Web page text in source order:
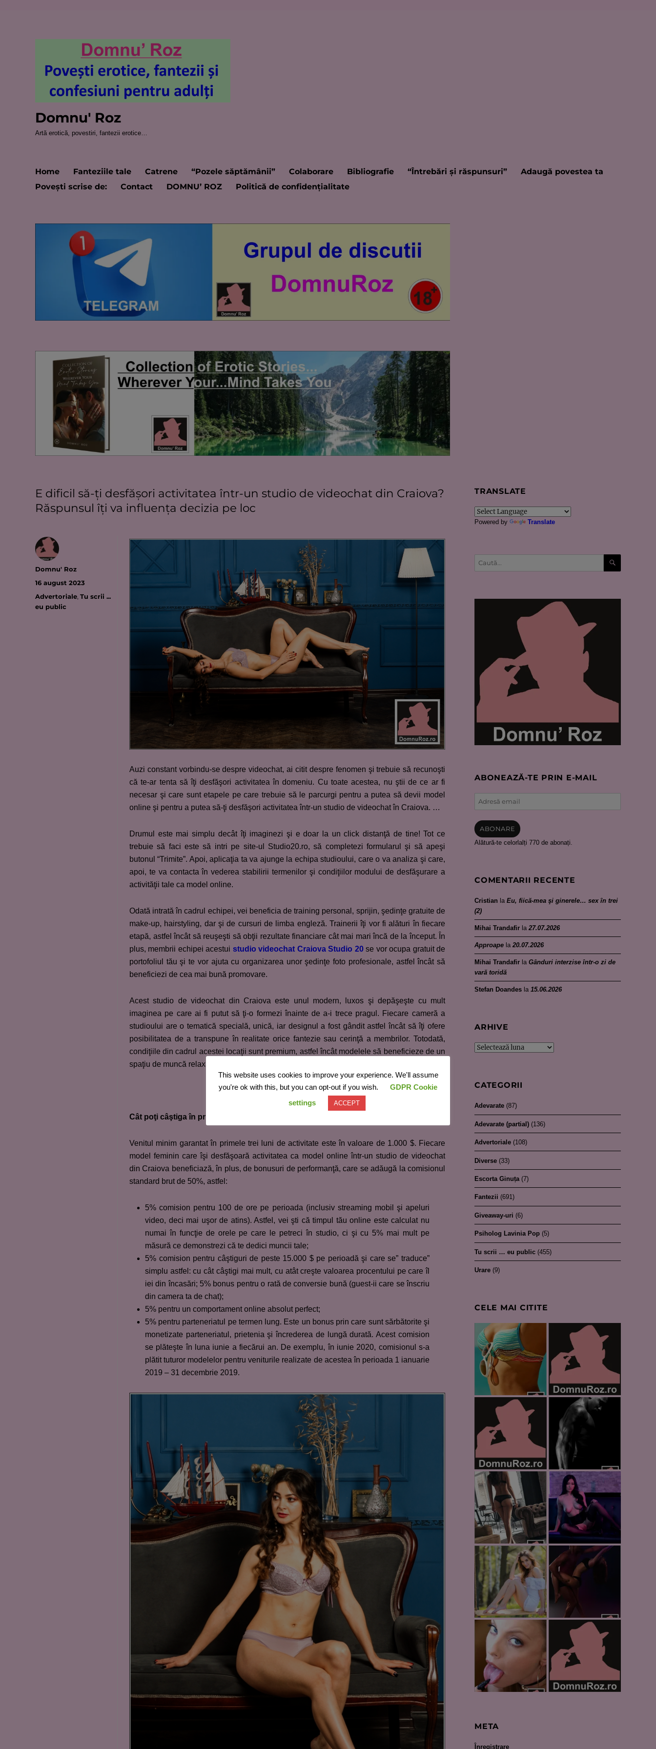
Domnu' Roz
Artă erotică, povestiri, fantezii erotice…
Home Fanteziile tale Catrene “Pozele săptămânii” Colaborare Bibliografie “Întrebări şi răspunsuri”
Adaugă povestea ta
Poveşti scrise de:
Contact DOMNU’ ROZ Politică de confidențialitate
E dificil să-ţi desfăşori activitatea într-un studio de videochat din Craiova?
Răspunsul îţi va influenţa decizia pe loc
Auzi constant vorbindu-se despre videochat, ai citit despre fenomen şi trebuie să recunoşti
că te-ar tenta să îţi desfăşori activitatea în domeniu. Cu toate acestea, nu ştii de ce ar fi
necesar şi care sunt etapele pe care trebuie să le parcurgi pentru a putea să devii model
online şi pentru a putea să-ţi desfăşori activitatea într-un studio de videochat în Craiova. …
Drumul este mai simplu decât îţi imaginezi şi e doar la un click distanţă de tine! Tot ce
trebuie să faci este să intri pe site-ul Studio20.ro, să completezi formularul şi să apeşi
butonul “Trimite”. Apoi, aplicaţia ta va ajunge la echipa studioului, care o va analiza şi care,
apoi, te va contacta în vederea stabilirii termenilor şi condiţiilor modului de desfăşurare a
activităţii tale ca model online.
Odată intrată în cadrul echipei, vei beneficia de training personal, sprijin, şedinţe gratuite de
make-up, hairstyling, dar şi de cursuri de limba engleză. Trainerii îţi vor fi alături în fiecare
etapă, astfel încât să reuşeşti să obţii rezultate financiare cât mai mari încă de la început. În
plus, membrii echipei acestui studio videochat Craiova Studio 20se vor ocupa gratuit de
portofoliul tău şi te vor ajuta cu organizarea unor şedinţe foto profesionale, astfel încât să
beneficiezi de cea mai bună promovare.
Acest studio de videochat din Craiova este unul modern, luxos şi depăşeşte cu mult
imaginea pe care ai fi putut să ţi-o formezi înainte de a-i trece pragul. Fiecare cameră a
studioului are o tematică specială, unică, iar designul a fost gândit astfel încât să îţi ofere
posibilitatea de a transpune în realitate orice fantezie sau cerinţă a membrilor. Totodată,
condiţiile din cadrul acestei locaţii sunt premium, astfel încât modelele să beneficieze de un
spaţiu de muncă relaxant şi confortabil.
Cât poţi câştiga în primele luni ca model online?
Venitul minim garantat în primele trei luni de activitate este în valoare de 1.000 $. Fiecare
model feminin care îşi desfăşoară activitatea ca model online într-un studio de videochat
din Craiova beneficiază, în plus, de bonusuri de performanţă, care se adăugă la comisionul
standard brut de 50%, astfel:
5% comision pentru 100 de ore pe perioada (inclusiv streaming mobil şi apeluri
video, deci mai uşor de atins). Astfel, vei şti că timpul tău online este calculat nu
numai în funcţie de orele pe care le petreci în studio, ci şi cu 5% mai mult pe
măsură ce demonstrezi că te dedici muncii tale;
5% comision pentru câştiguri de peste 15.000 $ pe perioadă şi care se” traduce”
simplu astfel: cu cât câştigi mai mult, cu atât creşte valoarea procentului pe care îl
iei din încasări; 5% bonus pentru o rată de conversie bună (guest-ii care se înscriu
din camera ta de chat);
5% pentru un comportament online absolut perfect;
5% pentru parteneriatul pe termen lung. Este un bonus prin care sunt sărbătorite şi
monetizate parteneriatul, prietenia şi încrederea de lungă durată. Acest comision
se plăteşte în luna iunie a fiecărui an. De exemplu, în iunie 2020, comisionul s-a
plătit tuturor modelelor pentru veniturile realizate de acestea în perioada 1 ianuarie
2019 – 31 decembrie 2019.
Autor
Domnu' Roz
Publicat
16 august 2023
Categorii
Advertoriale, Tu scrii ...
eu public
TRANSLATE
Powered by Translate
Caută
după:
CĂUTARE
ABONEAZĂ-TE PRIN E-MAIL
Adresă
email
ABONARE
Alătură-te celorlalți 770 de abonați.
COMENTARII RECENTE
Cristian la Eu, fiică-mea şi ginerele… sex în trei
(2)
Mihai Trandafir la 27.07.2026
Approape la 20.07.2026
Mihai Trandafir la Gânduri interzise într-o zi de
vară toridă
Stefan Doandes la 15.06.2026
ARHIVE
Arhive
CATEGORII
Adevarate (87)
Adevarate (partial) (136)
Advertoriale (108)
Diverse (33)
Escorta Ginuța (7)
Fantezii (691)
Giveaway-uri (6)
Psiholog Lavinia Pop (5)
Tu scrii … eu public (455)
Urare (9)
CELE MAI CITITE
META
Înregistrare
This website uses cookies to improve your experience. We'll assume
you're ok with this, but you can opt-out if you wish.
GDPR Cookie
settings
ACCEPT